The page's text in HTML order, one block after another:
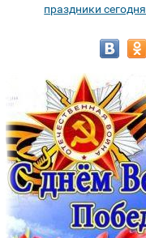
праздники сегодня